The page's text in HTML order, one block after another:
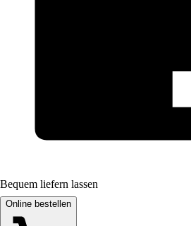
Bequem liefern lassen
Online bestellen